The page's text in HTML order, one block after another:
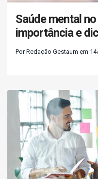
Saúde mental
importância e
Por Redação Gestaum em